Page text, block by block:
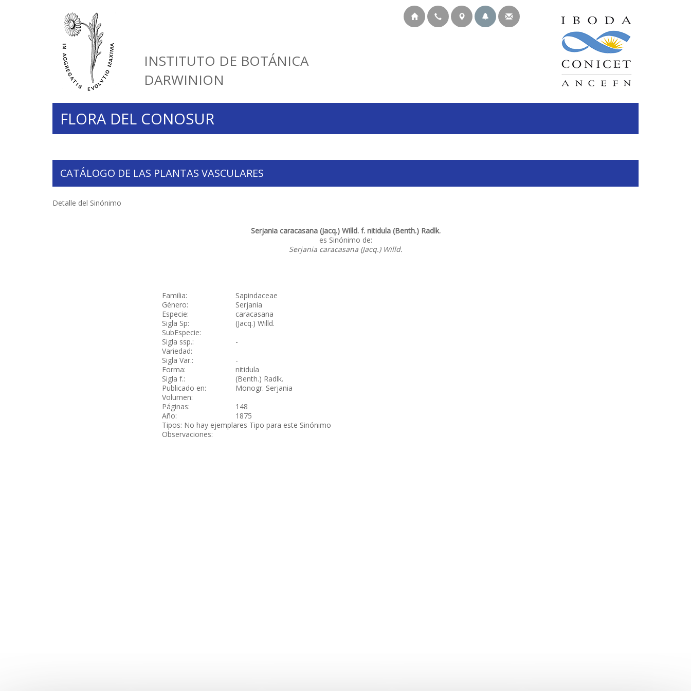
INSTITUTO DE BOTÁNICA
DARWINION
FLORA DEL CONOSUR
CATÁLOGO DE LAS PLANTAS VASCULARES
Detalle del Sinónimo
Serjania caracasana (Jacq.) Willd. f. nitidula (Benth.) Radlk.
es Sinónimo de:
Serjania caracasana (Jacq.) Willd.
Familia:
Sapindaceae
Género:
Serjania
Especie:
caracasana
Sigla Sp:
(Jacq.) Willd.
SubEspecie:
Sigla ssp.:
-
Variedad:
Sigla Var.:
-
Forma:
nitidula
Sigla f.:
(Benth.) Radlk.
Publicado en:
Monogr. Serjania
Volumen:
Páginas:
148
Año:
1875
Tipos: No hay ejemplares Tipo para este Sinónimo
Observaciones: